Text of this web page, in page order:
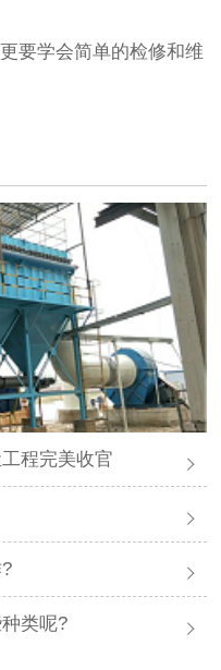
要学会简单的检修和维
程完美收官
类呢?